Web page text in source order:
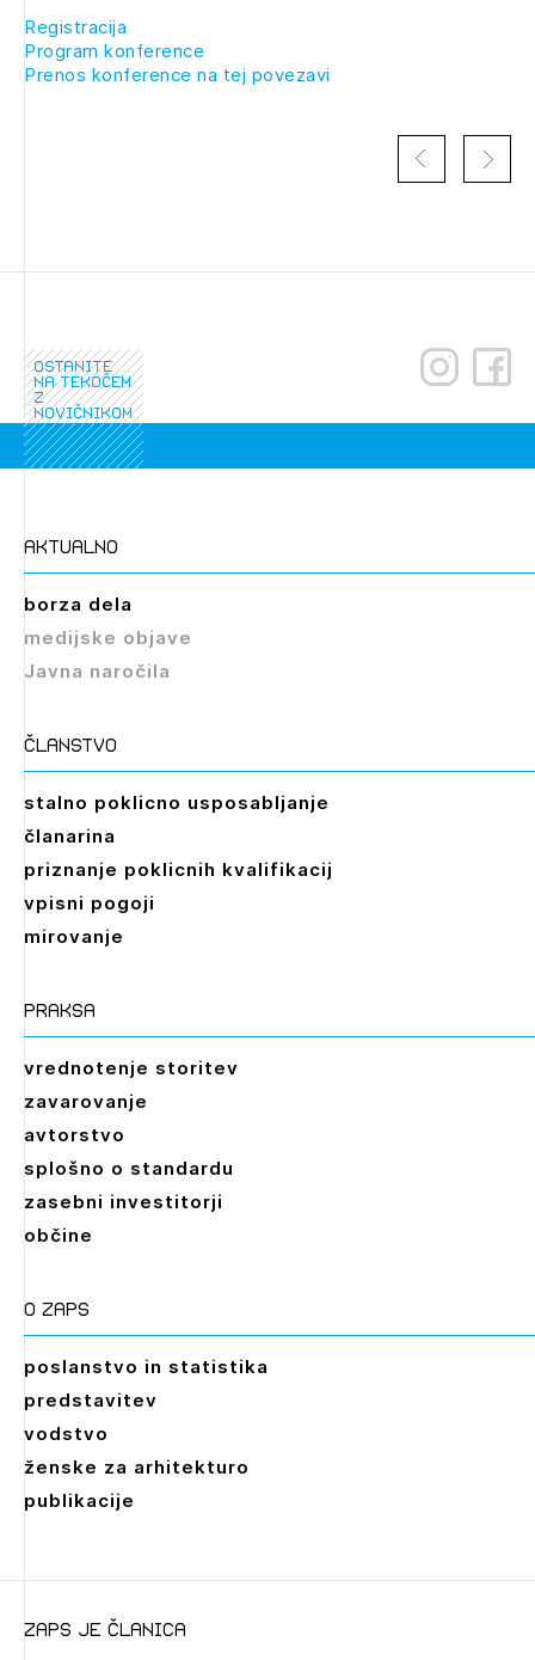
Izbrana vsebina je namenjena le ZAPS
registriranim uporabnikom. Da lahko do nje
dostopate, se je potrebno prijaviti.
Registracija
Program konference
Prenos konference na tej povezavi
ostanite
na tekočem
z
novičnikom
aktualno
borza dela
medijske objave
Javna naročila
članstvo
stalno poklicno usposabljanje
članarina
priznanje poklicnih kvalifikacij
vpisni pogoji
mirovanje
praksa
vrednotenje storitev
zavarovanje
avtorstvo
splošno o standardu
zasebni investitorji
občine
O zaps
poslanstvo in statistika
predstavitev
vodstvo
ženske za arhitekturo
publikacije
zaps je članica